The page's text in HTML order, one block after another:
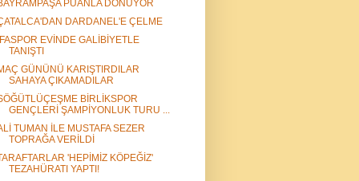
PUANLA DÖNÜYOR
DARDANEL'E ÇELME
EVİNDE GALİBİYETLE
TANIŞTI
GÜNÜNÜ KARIŞTIRDILAR
SAHAYA ÇIKAMADILAR
BİRLİKSPOR
GENÇLERİ ŞAMPİYONLUK TURU ...
TUMAN İLE MUSTAFA SEZER
TOPRAĞA VERİLDİ
'HEPİMİZ KÖPEĞİZ'
TEZAHÜRATI YAPTI!